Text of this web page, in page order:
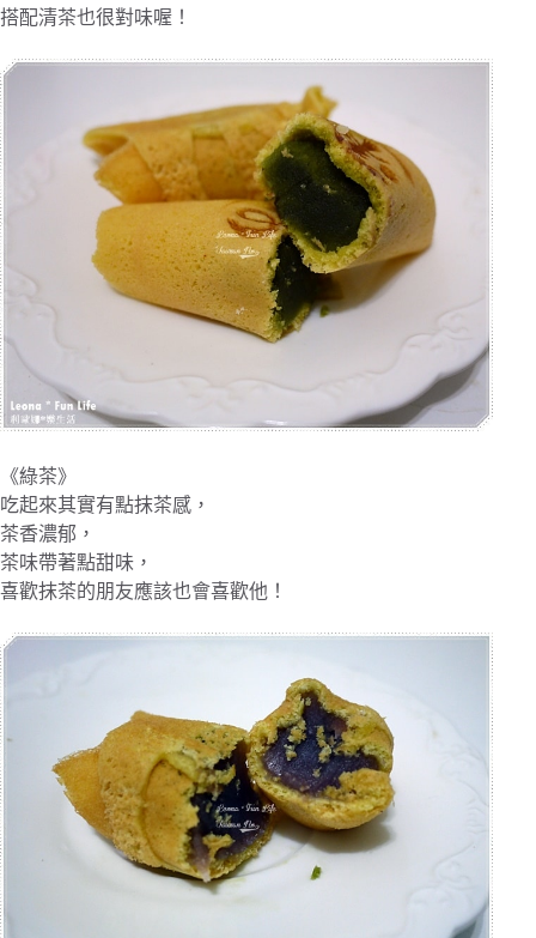
搭配清茶也很對味喔！
《綠茶》
吃起來其實有點抹茶感，
茶香濃郁，
茶味帶著點甜味，
喜歡抹茶的朋友應該也會喜歡他！